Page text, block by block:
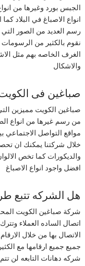
الجبس بورد وغيرها من
انواع الاصباغ في البلاد
رسم العديد من الصور التي
نقوم بالكثير من الرسومات
الغرف الخاصه بهم مثل
والاشكال
صباغين فى
صباغين الكويت مميزين
من رسم غيرها من انواع
مواقع التواصل الاجتماعي
خلال شركتنا يمكنك ان
والديكورات كما تخص
افضل واجود انواع الاصباغ
هل الشركه تتبع
شركة صباغين الكويت
اتصال الساده العملاء
الاتصال بها من خلال
جميع جميع ارقامها مع
شركه دهانات التابعه لن